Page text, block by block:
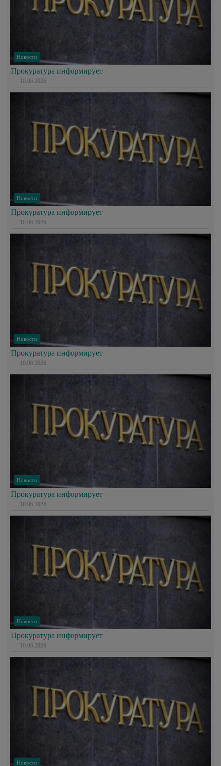
Новости
Прокуратура информирует
10.06.2026
Новости
Прокуратура информирует
10.06.2026
Новости
Прокуратура информирует
10.06.2026
Новости
Прокуратура информирует
10.06.2026
Новости
Прокуратура информирует
10.06.2026
Новости